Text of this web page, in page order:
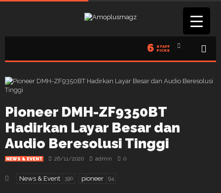
6 STAFF
PICKS
Pioneer DMH-ZF9350BT
Hadirkan Layar Besar dan
Audio Beresolusi Tinggi
NEWS & EVENT 26/11/2020 admin 0
News & Event 390 pioneer 94